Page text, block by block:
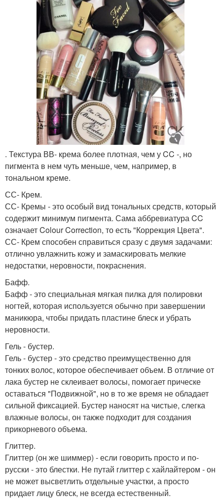
. Текстура ВВ- крема более плотная, чем у CC -, но
пигмента в нем чуть меньше, чем, например, в
тональном креме.
СС- Крем.
СС- Кремы - это особый вид тональных средств, который
содержит минимум пигмента. Сама аббревиатура CC
означает Colour Correction, то есть "Коррекция Цвета".
СС- Крем способен справиться сразу с двумя задачами:
отлично увлажнить кожу и замаскировать мелкие
недостатки, неровности, покраснения.
Бафф.
Бафф - это специальная мягкая пилка для полировки
ногтей, которая используется обычно при завершении
маникюра, чтобы придать пластине блеск и убрать
неровности.
Гель - бустер.
Гель - бустер - это средство преимущественно для
тонких волос, которое обеспечивает объем. В отличие от
лака бустер не склеивает волосы, помогает прическе
оставаться "Подвижной", но в то же время не обладает
сильной фиксацией. Бустер наносят на чистые, слегка
влажные волосы, он также подходит для создания
прикорневого объема.
Глиттер.
Глиттер (он же шиммер) - если говорить просто и по-
русски - это блестки. Не путай глиттер с хайлайтером - он
не может высветлить отдельные участки, а просто
придает лицу блеск, не всегда естественный.